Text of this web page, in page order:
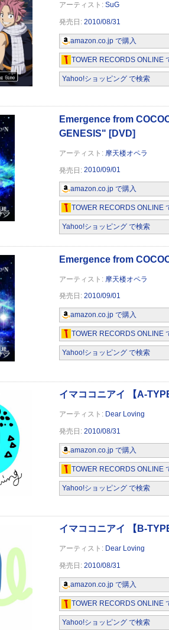
SuG
2010/08/31
amazon.co.jp で購入
TOWER RECORDS ONLINE
Yahoo!ショッピング で検索
摩天楼オペラ
2010/09/01
amazon.co.jp で購入
TOWER RECORDS ONLINE
Yahoo!ショッピング で検索
Emergence from COCOON~Tour Document Film~
摩天楼オペラ
2010/09/01
amazon.co.jp で購入
TOWER RECORDS ONLINE
Yahoo!ショッピング で検索
イマココニアイ 【A-TYPE】
Dear Loving
2010/08/31
amazon.co.jp で購入
TOWER RECORDS ONLINE
Yahoo!ショッピング で検索
Dear Loving
2010/08/31
amazon.co.jp で購入
TOWER RECORDS ONLINE
Yahoo!ショッピング で検索
CAPSULE
CAPSULE
CAPSULE